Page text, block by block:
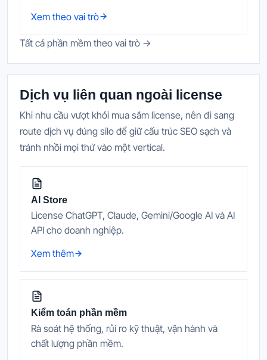
Xem theo vai trò
Tất cả phần mềm theo vai trò →
Dịch vụ liên quan ngoài license
Khi nhu cầu vượt khỏi mua sắm license, nên đi sang
route dịch vụ đúng silo để giữ cấu trúc SEO sạch và
tránh nhồi mọi thứ vào một vertical.
AI Store
License ChatGPT, Claude, Gemini/Google AI và AI
API cho doanh nghiệp.
Xem thêm
Kiểm toán phần mềm
Rà soát hệ thống, rủi ro kỹ thuật, vận hành và
chất lượng phần mềm.